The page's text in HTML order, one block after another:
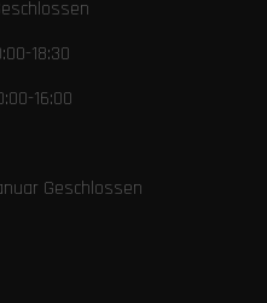
18:30
Geschlossen